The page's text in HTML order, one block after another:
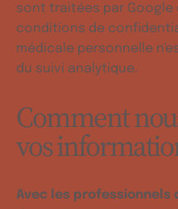
sont traitées par Google
conditions de
médicale personnelle
du suivi analytique.
Comment
vos
Avec les professionnels